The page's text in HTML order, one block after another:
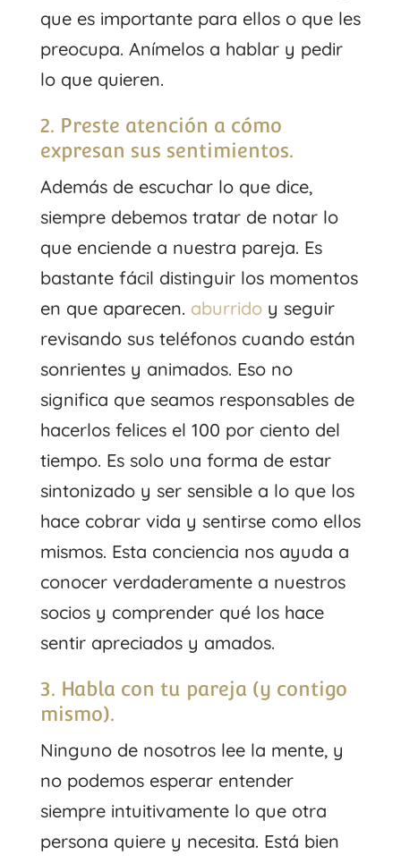
que es importante para ellos o que les
preocupa. Anímelos a hablar y pedir
lo que quieren.
2. Preste atención a cómo
expresan sus sentimientos.
Además de escuchar lo que dice,
siempre debemos tratar de notar lo
que enciende a nuestra pareja. Es
bastante fácil distinguir los momentos
en que aparecen. aburridoy seguir
revisando sus teléfonos cuando están
sonrientes y animados. Eso no
significa que seamos responsables de
hacerlos felices el 100 por ciento del
tiempo. Es solo una forma de estar
sintonizado y ser sensible a lo que los
hace cobrar vida y sentirse como ellos
mismos. Esta conciencia nos ayuda a
conocer verdaderamente a nuestros
socios y comprender qué los hace
sentir apreciados y amados.
3. Habla con tu pareja (y contigo
mismo).
Ninguno de nosotros lee la mente, y
no podemos esperar entender
siempre intuitivamente lo que otra
persona quiere y necesita. Está bien